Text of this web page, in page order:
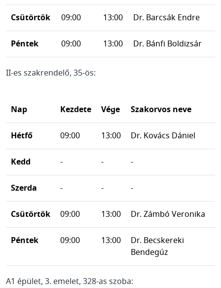
Csütörtök 09:00 13:00 Dr. Barcsák Endre
Péntek 09:00 13:00 Dr. Bánfi Boldizsár
II-es szakrendelő, 35-ös:
Nap Kezdete Vége Szakorvos neve
Hétfő 09:00 13:00 Dr. Kovács Dániel
Kedd - - -
Szerda - - -
Csütörtök 09:00 13:00 Dr. Zámbó Veronika
Péntek 09:00 13:00
Dr. Becskereki
Bendegúz
A1 épület, 3. emelet, 328-as szoba: